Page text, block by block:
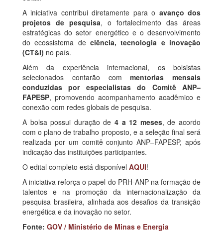
A iniciativa contribui diretamente para o avanço dos
projetos de pesquisa, o fortalecimento das áreas
estratégicas do setor energético e o desenvolvimento
do ecossistema de ciência, tecnologia e inovação
(CT&I) no país.
Além da experiência internacional, os bolsistas
selecionados contarão commentorias mensais
conduzidas por especialistas do Comitê ANP–
FAPESP, promovendo acompanhamento acadêmico e
conexão com redes globais de pesquisa.
A bolsa possui duração de 4 a 12 meses, de acordo
com o plano de trabalho proposto, e a seleção final será
realizada por um comitê conjunto ANP–FAPESP, após
indicação das instituições participantes.
O edital completo está disponível AQUI!
A iniciativa reforça o papel do PRH-ANP na formação de
talentos e na promoção da internacionalização da
pesquisa brasileira, alinhada aos desafios da transição
energética e da inovação no setor.
Fonte: GOV / Ministério de Minas e Energia